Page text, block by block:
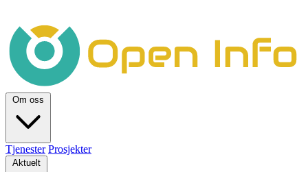
Om oss
Tjenester Prosjekter
Aktuelt